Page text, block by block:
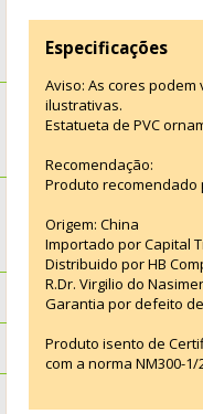
Especificações
Aviso: As cores
ilustrativas.
Estatueta de PVC
Recomendação:
Produto recomendado
Origem: China
Importado por Capital
Distribuido por HB
R.Dr. Virgilio do
Garantia por defeito
Produto isento de
com a norma NM300-